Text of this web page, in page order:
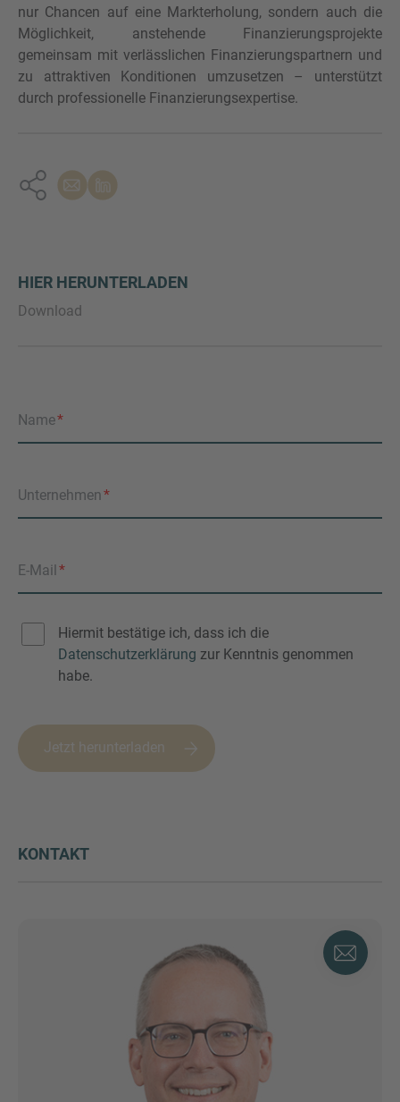
nur Chancen auf eine Markterholung, sondern auch die
Möglichkeit, anstehende Finanzierungsprojekte
gemeinsam mit verlässlichen Finanzierungspartnern und
zu attraktiven Konditionen umzusetzen – unterstützt
durch professionelle Finanzierungsexpertise.
HIER HERUNTERLADEN
Download
Name
Unternehmen
E-Mail
Hiermit bestätige ich, dass ich die
Datenschutzerklärung zur Kenntnis genommen
habe.
Jetzt herunterladen
KONTAKT